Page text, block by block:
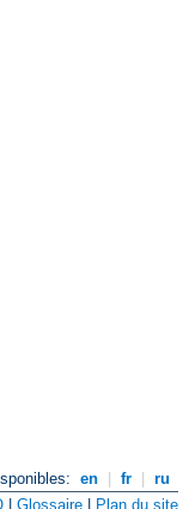
en | fr | ru
Glossaire Plan du site